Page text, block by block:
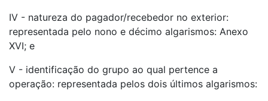
IV - natureza do pagador/recebedor no exterior:
representada pelo nono e décimo algarismos: Anexo
XVI; e
V - identificação do grupo ao qual pertence a
operação: representada pelos dois últimos algarismos: